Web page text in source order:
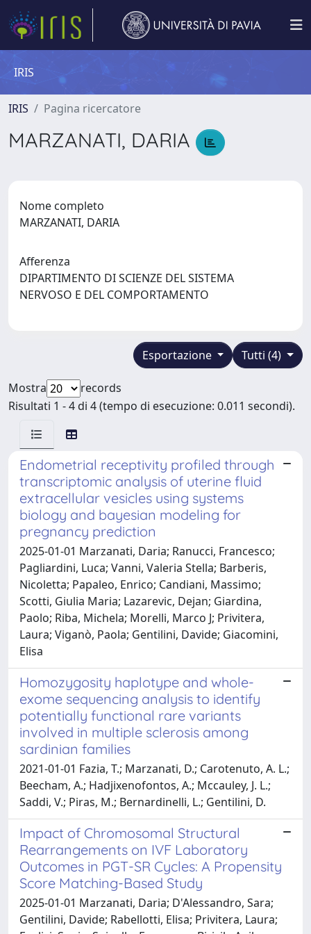
IRIS
IRIS Pagina ricercatore
MARZANATI, DARIA
Nome completo
MARZANATI, DARIA
Afferenza
DIPARTIMENTO DI SCIENZE DEL SISTEMA
NERVOSO E DEL COMPORTAMENTO
Tutti (4)
Esportazione
Mostra
records
Risultati 1 - 4 di 4 (tempo di esecuzione: 0.011 secondi).
Endometrial receptivity profiled through
transcriptomic analysis of uterine fluid
extracellular vesicles using systems
biology and bayesian modeling for
pregnancy prediction
2025-01-01 Marzanati, Daria; Ranucci, Francesco;
Pagliardini, Luca; Vanni, Valeria Stella; Barberis,
Nicoletta; Papaleo, Enrico; Candiani, Massimo;
Scotti, Giulia Maria; Lazarevic, Dejan; Giardina,
Paolo; Riba, Michela; Morelli, Marco J; Privitera,
Laura; Viganò, Paola; Gentilini, Davide; Giacomini,
Elisa
Homozygosity haplotype and whole-
exome sequencing analysis to identify
potentially functional rare variants
involved in multiple sclerosis among
sardinian families
2021-01-01 Fazia, T.; Marzanati, D.; Carotenuto, A. L.;
Beecham, A.; Hadjixenofontos, A.; Mccauley, J. L.;
Saddi, V.; Piras, M.; Bernardinelli, L.; Gentilini, D.
Impact of Chromosomal Structural
Rearrangements on IVF Laboratory
Outcomes in PGT-SR Cycles: A Propensity
Score Matching-Based Study
2025-01-01 Marzanati, Daria; D'Alessandro, Sara;
Gentilini, Davide; Rabellotti, Elisa; Privitera, Laura;